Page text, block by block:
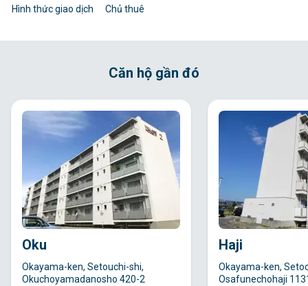
Hình thức giao dịch
Chủ thuê
Căn hộ gần đó
Oku
Okayama-ken, Setouchi-shi,
Okuchoyamadanosho 420-2
Haji
Okayama-ken,
Osafunechohaji